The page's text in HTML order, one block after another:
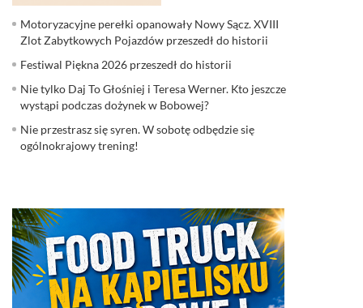
Motoryzacyjne perełki opanowały Nowy Sącz. XVIII
Zlot Zabytkowych Pojazdów przeszedł do historii
Festiwal Piękna 2026 przeszedł do historii
Nie tylko Daj To Głośniej i Teresa Werner. Kto jeszcze
wystąpi podczas dożynek w Bobowej?
Nie przestrasz się syren. W sobotę odbędzie się
ogólnokrajowy trening!